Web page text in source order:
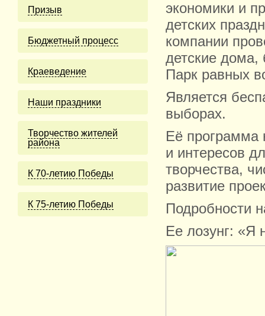
Призыв
Бюджетный процесс
Краеведение
Наши праздники
Творчество жителей
района
К 70-летию Победы
К 75-летию Победы
экономики и
детских
компании
детские дома,
Парк равных
Является
выборах.
Её программа
и интересов
творчества,
развитие
Подробности
Ее лозунг: «Я